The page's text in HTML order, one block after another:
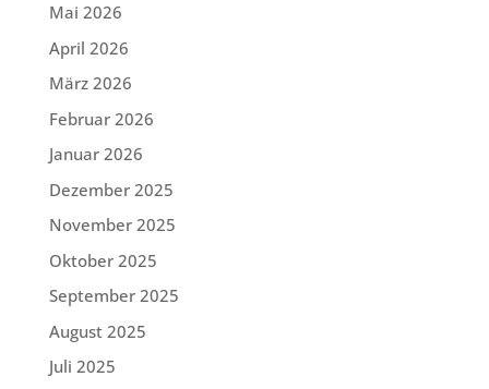
Mai 2026
April 2026
März 2026
Februar 2026
Januar 2026
Dezember 2025
November 2025
Oktober 2025
September 2025
August 2025
Juli 2025